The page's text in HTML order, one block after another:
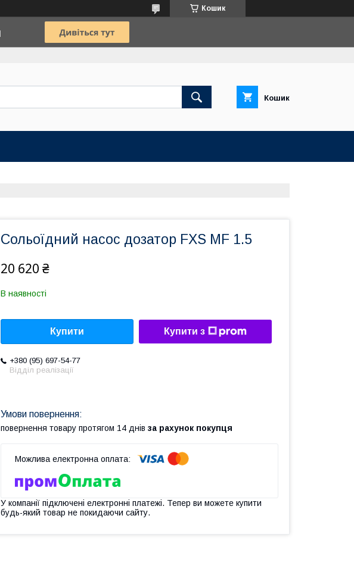
Кошик
Кошик
Сольоїдний насос дозатор FXS MF 1.5
20 620 ₴
В наявності
Купити Купити з
+380 (95) 697-54-77
Відділ реалізації
повернення товару протягом 14 днів за рахунок покупця
У компанії підключені електронні платежі. Тепер ви можете купити
будь-який товар не покидаючи сайту.